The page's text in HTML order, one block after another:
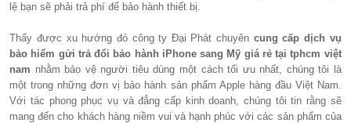
lệ bạn sẽ phải trả phí để bảo hành thiết bị.
Thấy được xu hướng đó công ty Đại Phát chuyên cung cấp dịch vụ
bảo hiểm gửi trả đổi bảo hành iPhone sang Mỹ giá rẻ tại tphcm việt
nam nhằm bảo vệ người tiêu dùng một cách tối ưu nhất, chúng tôi là
một trong những đơn vị bảo hành sản phẩm Apple hàng đầu Việt Nam.
Với tác phong phục vụ và đẳng cấp kinh doanh, chúng tôi tin rằng sẽ
mang đến cho khách hàng niềm vui và hạnh phúc với các sản phẩm của